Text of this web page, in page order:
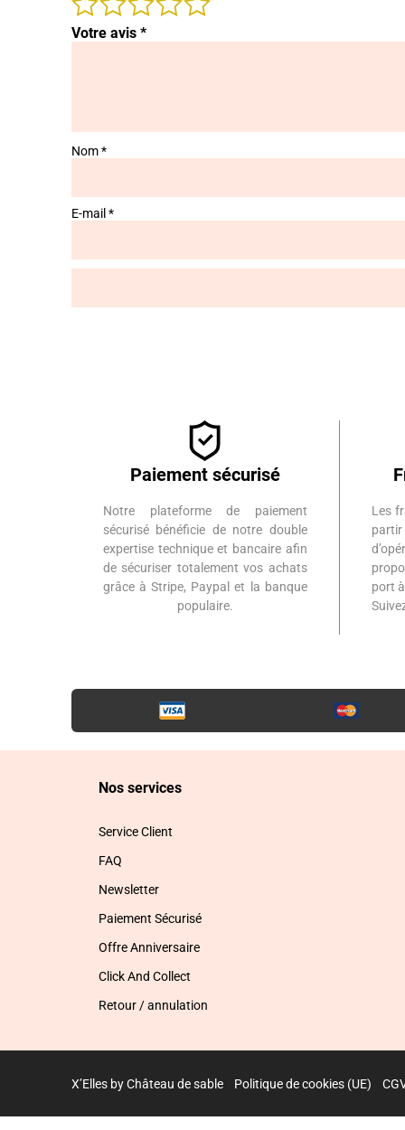
Votre avis *
Nom*
E-mail *
Paiement sécurisé
Notre plateforme de paiement
sécurisé bénéficie de notre double
expertise technique et bancaire afin
de sécuriser totalement vos achats
grâce à Stripe, Paypal et la banque
populaire.
Les
port
Nos services
Service Client
FAQ
Newsletter
Paiement Sécurisé
Offre Anniversaire
Click And Collect
Retour / annulation
X’Elles by Château de sable Politique de cookies (UE)